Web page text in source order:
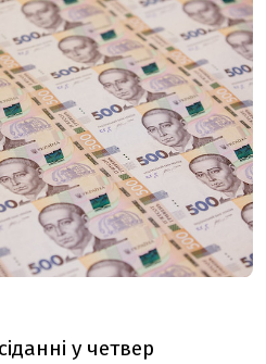
у четвер